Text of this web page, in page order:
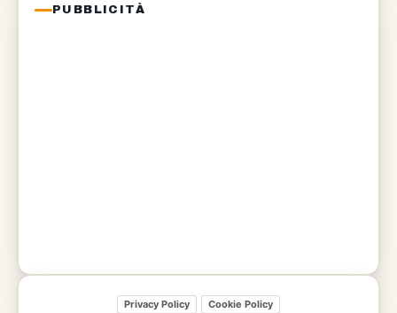
PUBBLICITÀ
Privacy Policy Cookie Policy